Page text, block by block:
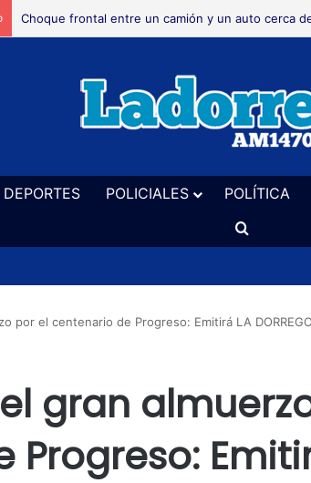
Necrológica
DEPORTES POLICIALES POLÍTICA
Buscar
por el centenario de Progreso: Emitirá LA DORREGO
gran